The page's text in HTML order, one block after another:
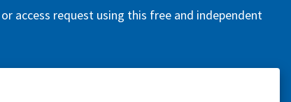
access request using this free and independent